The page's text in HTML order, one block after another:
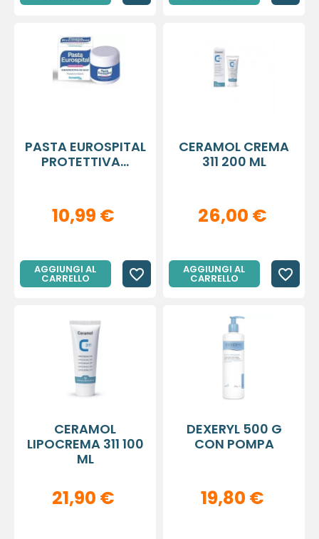
PASTA EUROSPITAL
PROTETTIVA...
10,99 €
AGGIUNGI AL
CARRELLO favorite_border
CERAMOL CREMA
311 200 ML
26,00 €
AGGIUNGI AL
CARRELLO favorite_border
CERAMOL
LIPOCREMA 311 100
ML
21,90 €
DEXERYL 500 G
CON POMPA
19,80 €